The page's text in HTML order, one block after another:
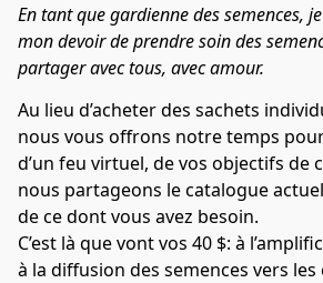
En tant que gardienne des semences,
mon devoir de prendre soin des
partager avec tous, avec amour.
Au lieu d’acheter des sachets
nous vous offrons notre temps
d’un feu virtuel, de vos objectifs de
nous partageons le catalogue
de ce dont vous avez besoin.
C’est là que vont vos 40 $: à
à la diffusion des semences vers